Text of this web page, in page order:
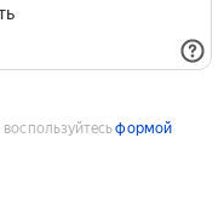
формой